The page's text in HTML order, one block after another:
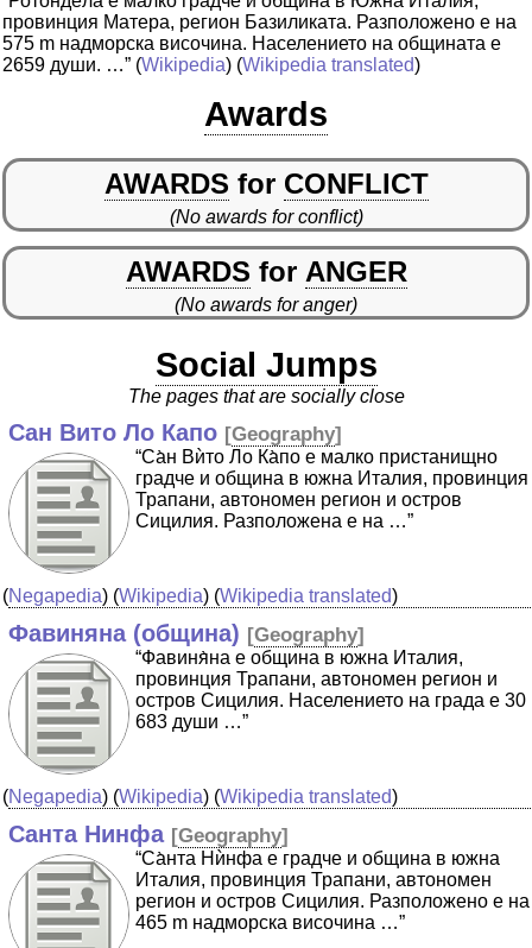
провинция Матера, регион Базиликата. Разположено е на
575 m надморска височина. Населението на общината е
2659 души. …” (Wikipedia) (Wikipedia translated)
Awards
AWARDS for CONFLICT
(No awards for conflict)
AWARDS for ANGER
(No awards for anger)
Social Jumps
The pages that are socially close
Сан Вито Ло Капо [Geography]
“Са̀н Вѝто Ло Ка̀по е малко пристанищно
градче и община в южна Италия, провинция
Трапани, автономен регион и остров
Сицилия. Разположена е на …”
(Negapedia) (Wikipedia) (Wikipedia translated)
Фавиняна (община) [Geography]
“Фавиня̀на е община в южна Италия,
провинция Трапани, автономен регион и
остров Сицилия. Населението на града е 30
683 души …”
(Negapedia) (Wikipedia) (Wikipedia translated)
Санта Нинфа [Geography]
“Са̀нта Нѝнфа е градче и община в южна
Италия, провинция Трапани, автономен
регион и остров Сицилия. Разположено е на
465 m надморска височина …”